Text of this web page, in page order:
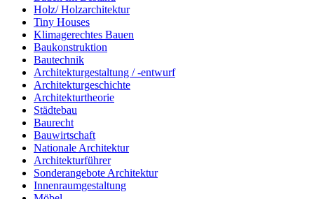
Holz/ Holzarchitektur
Tiny Houses
Klimagerechtes Bauen
Baukonstruktion
Bautechnik
Architekturgestaltung / -entwurf
Architekturgeschichte
Architekturtheorie
Städtebau
Baurecht
Bauwirtschaft
Nationale Architektur
Architekturführer
Sonderangebote Architektur
Innenraumgestaltung